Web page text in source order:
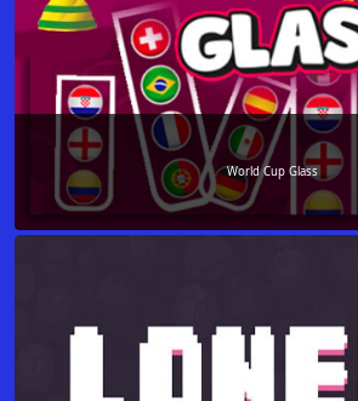
World Cup Glass